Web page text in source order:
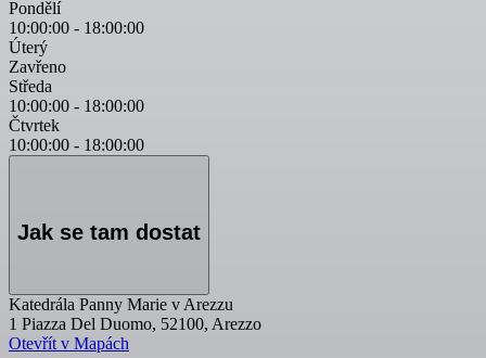
Pondělí
10:00:00 - 18:00:00
Úterý
Zavřeno
Středa
10:00:00 - 18:00:00
Čtvrtek
10:00:00 - 18:00:00
Jak se tam dostat
Katedrála Panny Marie v Arezzu
1 Piazza Del Duomo, 52100, Arezzo
Otevřít v Mapách